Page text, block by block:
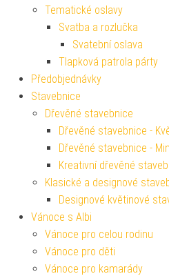
Tematické oslavy
Svatba a rozlučka
Svatební oslava
Tlapková patrola párty
Předobjednávky
Stavebnice
Dřevěné stavebnice
Dřevěné stavebnice -
Dřevěné stavebnice -
Kreativní dřevěné
Klasické a designové
Designové květinové
Vánoce s Albi
Vánoce pro celou rodinu
Vánoce pro děti
Vánoce pro kamarády